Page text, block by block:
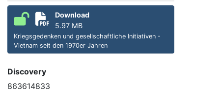
Download
5.97 MB
Kriegsgedenken und gesellschaftliche Initiativen -
Vietnam seit den 1970er Jahren
Discovery
863614833